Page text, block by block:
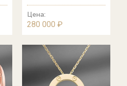
Цена:
280 000 ₽